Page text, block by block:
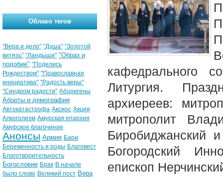
кафедрального
Литургия.
архиереев:
митрополит
Биробиджанский
Богородский
епископ
Облако тегов
"Вера и дело" "Душа" "Золотой
витязь" "Ландыши" "Образ и
подобие" "Поделись
Рождеством" "Православная
инициатива" "Радость веры"
"Синдром радости" Аборигены
Аборты и демография
Автокатастрофа Аксиос Акция
Алкоголизм Амурская епархия
Амурское благочиние
Анонсы Армия Бари
Беременность и роды Благовест
Благотворительность
Богословие Брак В начале
было слово Великий пост Вера